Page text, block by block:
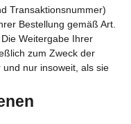
Transaktionsnummer)
Bestellung gemäß Art.
Weitergabe Ihrer
zum Zweck der
nur insoweit, als sie